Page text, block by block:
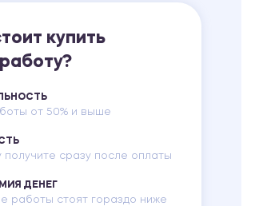
купить
от 50% и выше
получите сразу после оплаты
ДЕНЕГ
работы стоят гораздо ниже